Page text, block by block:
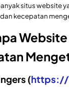
situs website
kecepatan
(https://